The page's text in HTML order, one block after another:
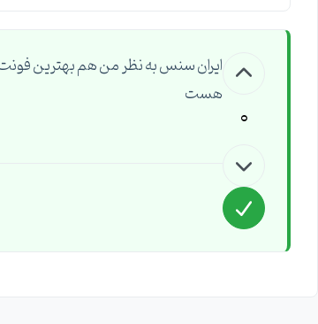
0
ایران سنس به نظر من هم بهترین
هست